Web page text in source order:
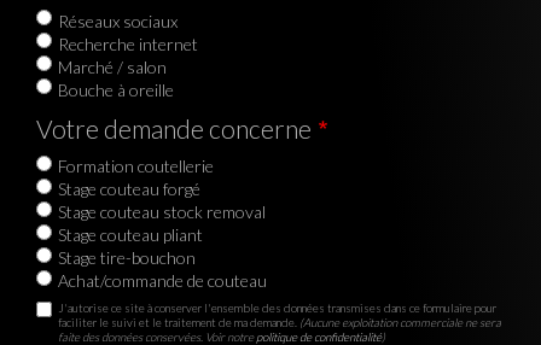
Réseaux sociaux
Recherche internet
Marché / salon
Bouche à oreille
Votre demande concerne
Formation coutellerie
Stage couteau forgé
Stage couteau stock removal
Stage couteau pliant
Stage tire-bouchon
Achat/commande de couteau
J'autorise ce site à conserver l'ensemble des données transmises dans ce formulaire pour
faciliter le suivi et le traitement de ma demande. (Aucune exploitation commerciale ne sera
faite des données conservées. Voir notrepolitique de confidentialité)